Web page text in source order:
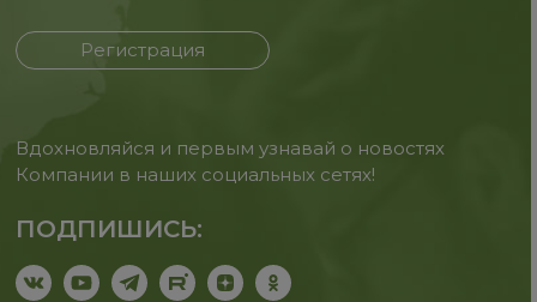
Регистрация
Вдохновляйся и первым узнавай о новостях
Компании в наших социальных сетях!
ПОДПИШИСЬ: